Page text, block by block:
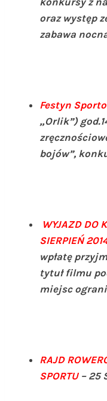
oraz występ
zabawa
Festyn
„Orlik”)
bojów”,
WYJAZD DO
SIERPIEŃ
wpłatę
tytuł filmu
miejsc
RAJD
SPORTU– 25